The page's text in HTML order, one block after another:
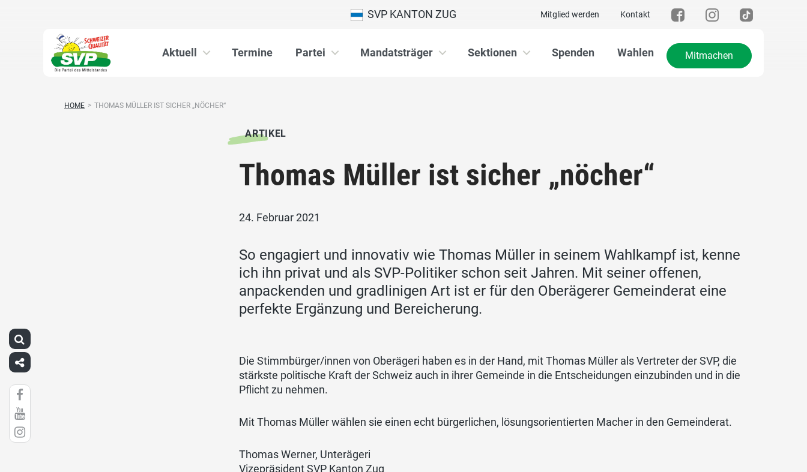
Mitglied werden Kontakt
SVP KANTON ZUG
Aktuell Termine Partei Mandatsträger Sektionen Spenden Wahlen Mitmachen
HOME > THOMAS MÜLLER IST SICHER „NÖCHER“
ARTIKEL
Thomas Müller ist sicher „nöcher“
24. Februar 2021
So engagiert und innovativ wie Thomas Müller in seinem Wahlkampf ist, kenne
ich ihn privat und als SVP-Politiker schon seit Jahren. Mit seiner offenen,
anpackenden und gradlinigen Art ist er für den Oberägerer Gemeinderat eine
perfekte Ergänzung und Bereicherung.
Die Stimmbürger/innen von Oberägeri haben es in der Hand, mit Thomas Müller als Vertreter der SVP, die
stärkste politische Kraft der Schweiz auch in ihrer Gemeinde in die Entscheidungen einzubinden und in die
Pflicht zu nehmen.
Mit Thomas Müller wählen sie einen echt bürgerlichen, lösungsorientierten Macher in den Gemeinderat.
Thomas Werner, Unterägeri
Vizepräsident SVP Kanton Zug